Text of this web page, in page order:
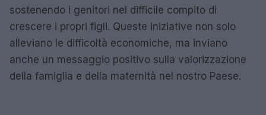
sostenendo i genitori nel difficile compito di
crescere i propri figli. Queste iniziative non solo
alleviano le difficoltà economiche, ma inviano
anche un messaggio positivo sulla valorizzazione
della famiglia e della maternità nel nostro Paese.